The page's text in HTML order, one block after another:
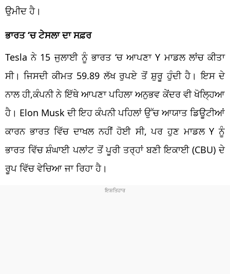
ਉਮੀਦ ਹੈ।
ਭਾਰਤ ‘ਚ ਟੇਸਲਾ ਦਾ ਸਫ਼ਰ
Tesla ਨੇ 15 ਜੁਲਾਈ ਨੂੰ ਭਾਰਤ ‘ਚ ਆਪਣਾ Y ਮਾਡਲ ਲਾਂਚ ਕੀਤਾ
ਸੀ। ਜਿਸਦੀ ਕੀਮਤ 59.89 ਲੱਖ ਰੁਪਏ ਤੋਂ ਸ਼ੁਰੂ ਹੁੰਦੀ ਹੈ। ਇਸ ਦੇ
ਨਾਲ ਹੀ,ਕੰਪਨੀ ਨੇ ਇੱਥੇ ਆਪਣਾ ਪਹਿਲਾ ਅਨੁਭਵ ਕੇਂਦਰ ਵੀ ਖੋਲ੍ਹਿਆ
ਹੈ। Elon Musk ਦੀ ਇਹ ਕੰਪਨੀ ਪਹਿਲਾਂ ਉੱਚ ਆਯਾਤ ਡਿਊਟੀਆਂ
ਕਾਰਨ ਭਾਰਤ ਵਿੱਚ ਦਾਖਲ ਨਹੀਂ ਹੋਈ ਸੀ, ਪਰ ਹੁਣ ਮਾਡਲ Y ਨੂੰ
ਭਾਰਤ ਵਿੱਚ ਸ਼ੰਘਾਈ ਪਲਾਂਟ ਤੋਂ ਪੂਰੀ ਤਰ੍ਹਾਂ ਬਣੀ ਇਕਾਈ (CBU) ਦੇ
ਰੂਪ ਵਿੱਚ ਵੇਚਿਆ ਜਾ ਰਿਹਾ ਹੈ।